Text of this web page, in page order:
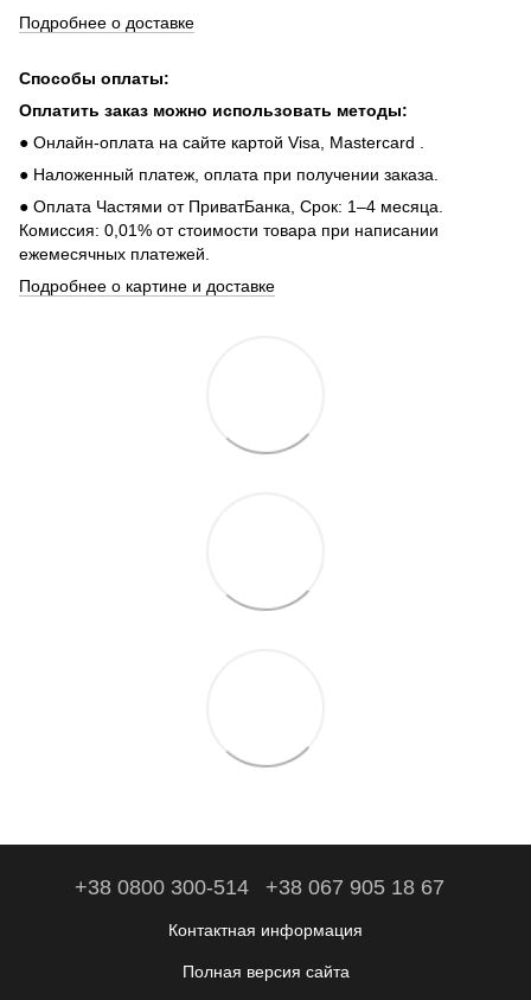
Подробнее о доставке
Способы оплаты:
Оплатить заказ можно использовать методы:
● Онлайн-оплата на сайте картой Visa, Mastercard .
● Наложенный платеж, оплата при получении заказа.
● Оплата Частями от ПриватБанка, Срок: 1–4 месяца.
Комиссия: 0,01% от стоимости товара при написании
ежемесячных платежей.
Подробнее о картине и доставке
+38 0800 300-514 +38 067 905 18 67
Контактная информация
Полная версия сайта